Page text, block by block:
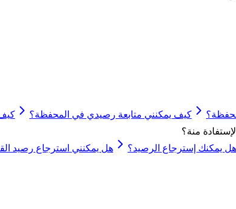
كيف يمكنني متابعة رصيدي في المحفظة؟
منة؟
هل يمكنك إسترجاع الرصيد؟ هل يمكنني استرجاع رصيد